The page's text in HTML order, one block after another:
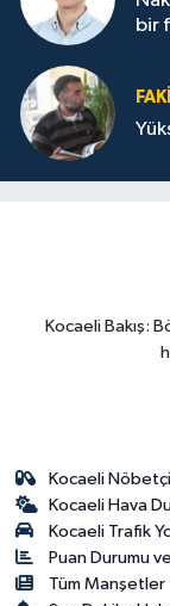
bir
Kocaeli Bakış:
Kocaeli
Kocaeli Hava
Kocaeli Trafik
Puan Durumu
Tüm Manşetler